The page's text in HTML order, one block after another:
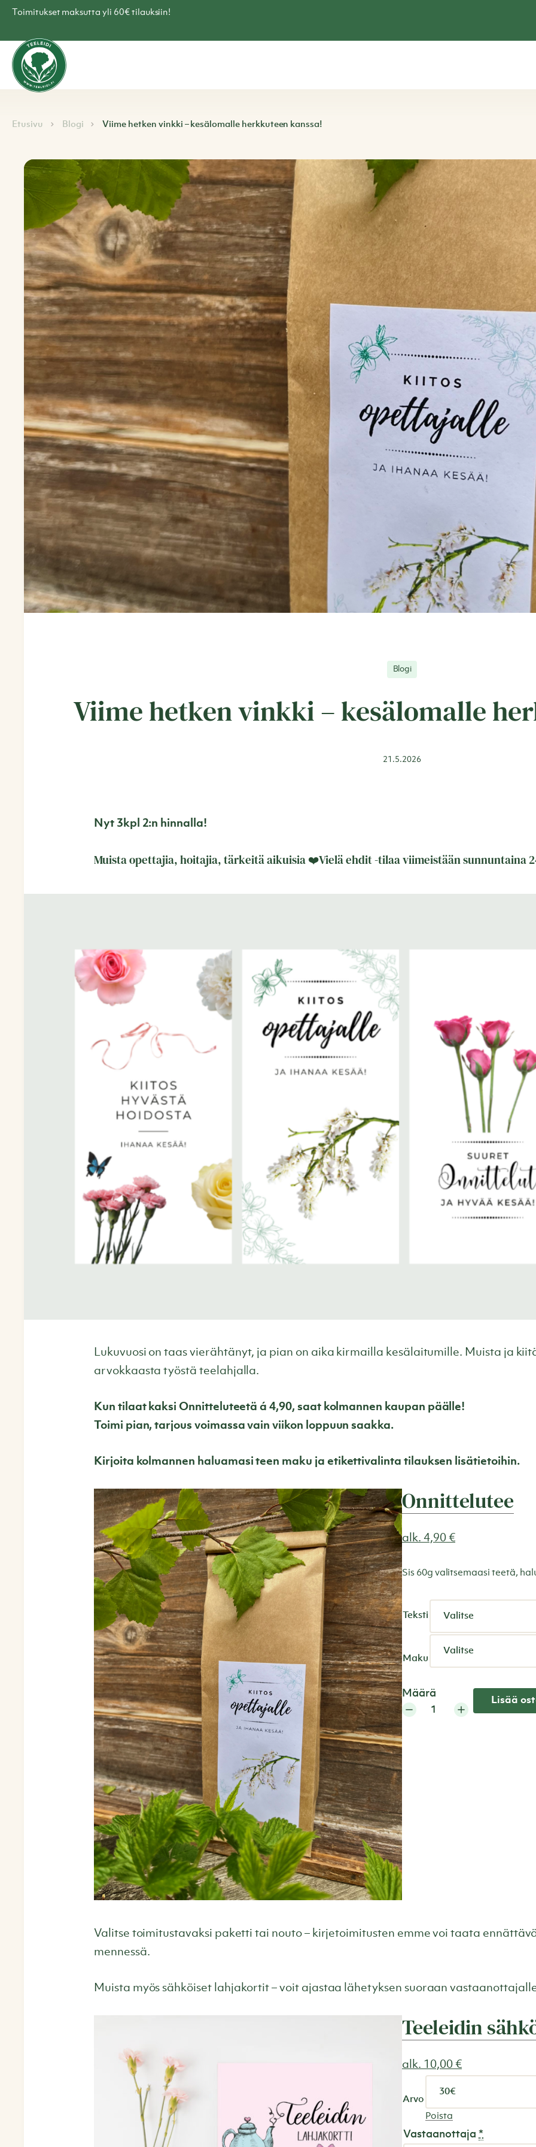
Skip
Toimitukset maksutta yli 60€ tilauksiin!
Teen
verkkokauppa
–
Teeleidi
Navigoi
Browse:
Etusivu Blogi Viime hetken vinkki – kesälomalle herkkuteen kanssa!
Blogi
Viime hetken vinkki – kesälomalle
21.5.2026
Nyt 3kpl 2:n hinnalla!
Muista opettajia, hoitajia, tärkeitä aikuisia ❤️Vielä ehdit -tilaa viimeistään sunnuntaina
Lukuvuosi on taas vierähtänyt, ja pian on aika kirmailla kesälaitumille. Muista ja
arvokkaasta työstä teelahjalla.
Kun tilaat kaksi Onnitteluteetä á 4,90, saat kolmannen kaupan päälle!
Toimi pian, tarjous voimassa vain viikon loppuun saakka.
Kirjoita kolmannen haluamasi teen maku ja etikettivalinta tilauksen lisätietoihin.
Onnittelutee
alk. 4,90 €
Sis 60g valitsemaasi teetä,
Teksti
Maku
Määrä
Lisää
Valitse toimitustavaksi paketti tai nouto – kirjetoimitusten emme voi taata
mennessä.
Muista myös sähköiset lahjakortit – voit ajastaa lähetyksen suoraan
Teeleidin
alk. 10,00 €
Arvo
Poista
Vastaanottaja *